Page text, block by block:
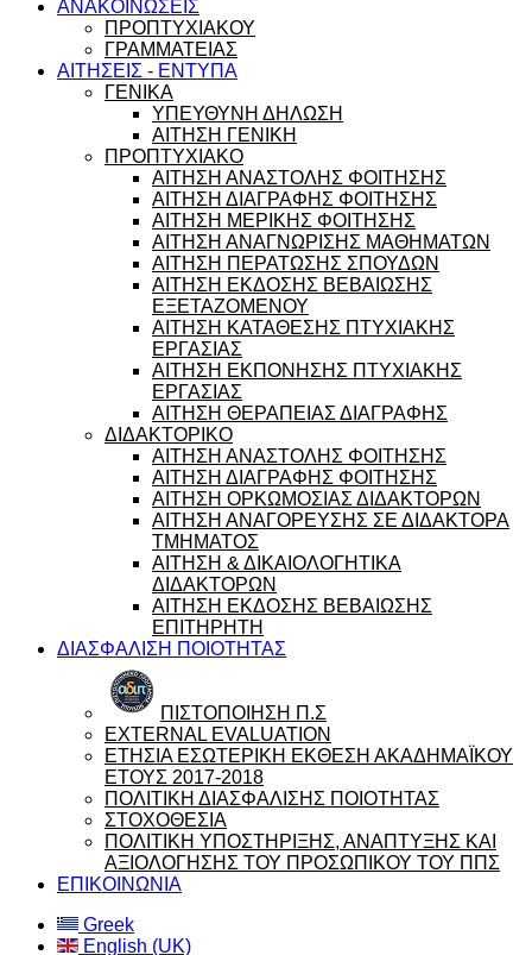
ΑΝΑΚΟΙΝΩΣΕΙΣ
ΠΡΟΠΤΥΧΙΑΚΟΥ
ΓΡΑΜΜΑΤΕΙΑΣ
ΑΙΤΗΣΕΙΣ - ΕΝΤΥΠΑ
ΓΕΝΙΚΑ
ΥΠΕΥΘΥΝΗ ΔΗΛΩΣΗ
ΑΙΤΗΣΗ ΓΕΝΙΚΗ
ΠΡΟΠΤΥΧΙΑΚΟ
ΑΙΤΗΣΗ ΑΝΑΣΤΟΛΗΣ ΦΟΙΤΗΣΗΣ
ΑΙΤΗΣΗ ΔΙΑΓΡΑΦΗΣ ΦΟΙΤΗΣΗΣ
ΑΙΤΗΣΗ ΜΕΡΙΚΗΣ ΦΟΙΤΗΣΗΣ
ΑΙΤΗΣΗ ΑΝΑΓΝΩΡΙΣΗΣ ΜΑΘΗΜΑΤΩΝ
ΑΙΤΗΣΗ ΠΕΡΑΤΩΣΗΣ ΣΠΟΥΔΩΝ
ΑΙΤΗΣΗ ΕΚΔΟΣΗΣ ΒΕΒΑΙΩΣΗΣ
ΕΞΕΤΑΖΟΜΕΝΟΥ
ΑΙΤΗΣΗ ΚΑΤΑΘΕΣΗΣ ΠΤΥΧΙΑΚΗΣ
ΕΡΓΑΣΙΑΣ
ΑΙΤΗΣΗ ΕΚΠΟΝΗΣΗΣ ΠΤΥΧΙΑΚΗΣ
ΕΡΓΑΣΙΑΣ
ΑΙΤΗΣΗ ΘΕΡΑΠΕΙΑΣ ΔΙΑΓΡΑΦΗΣ
ΔΙΔΑΚΤΟΡΙΚΟ
ΑΙΤΗΣΗ ΑΝΑΣΤΟΛΗΣ ΦΟΙΤΗΣΗΣ
ΑΙΤΗΣΗ ΔΙΑΓΡΑΦΗΣ ΦΟΙΤΗΣΗΣ
ΑΙΤΗΣΗ ΟΡΚΩΜΟΣΙΑΣ ΔΙΔΑΚΤΟΡΩΝ
ΑΙΤΗΣΗ ΑΝΑΓΟΡΕΥΣΗΣ ΣΕ ΔΙΔΑΚΤΟΡΑ
ΤΜΗΜΑΤΟΣ
ΑΙΤΗΣΗ & ΔΙΚΑΙΟΛΟΓΗΤΙΚΑ
ΔΙΔΑΚΤΟΡΩΝ
ΑΙΤΗΣΗ ΕΚΔΟΣΗΣ ΒΕΒΑΙΩΣΗΣ
ΕΠΙΤΗΡΗΤΗ
ΔΙΑΣΦΑΛΙΣΗ ΠΟΙΟΤΗΤΑΣ
ΠΙΣΤΟΠΟΙΗΣΗ Π.Σ
EXTERNAL EVALUATION
ΕΤΗΣΙΑ ΕΣΩΤΕΡΙΚΗ ΕΚΘΕΣΗ ΑΚΑΔΗΜΑΪΚΟΥ
ΕΤΟΥΣ 2017-2018
ΠΟΛΙΤΙΚΗ ΔΙΑΣΦΑΛΙΣΗΣ ΠΟΙΟΤΗΤΑΣ
ΣΤΟΧΟΘΕΣΙΑ
ΠΟΛΙΤΙΚΗ ΥΠΟΣΤΗΡΙΞΗΣ, ΑΝΑΠΤΥΞΗΣ ΚΑΙ
ΑΞΙΟΛΟΓΗΣΗΣ ΤΟΥ ΠΡΟΣΩΠΙΚΟΥ ΤΟΥ ΠΠΣ
ΕΠΙΚΟΙΝΩΝΙΑ
Greek
English (UK)